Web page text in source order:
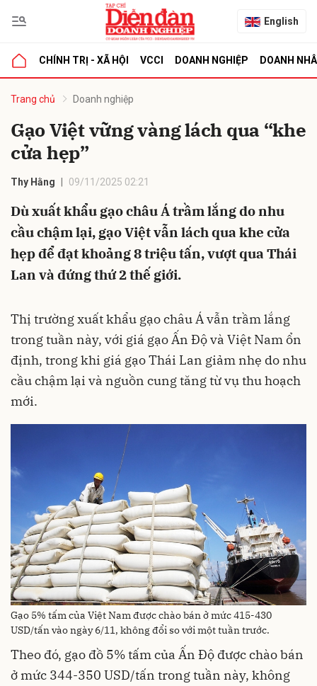
English
CHÍNH TRỊ - XÃ HỘI VCCI DOANH NGHIỆP DOANH
Trang chủ Doanh nghiệp
Gạo Việt vững vàng lách qua “khe
cửa hẹp”
Thy Hằng 09/11/2025 02:21
Dù xuất khẩu gạo châu Á trầm lắng do nhu
cầu chậm lại, gạo Việt vẫn lách qua khe cửa
hẹp để đạt khoảng 8 triệu tấn, vượt qua Thái
Lan và đứng thứ 2 thế giới.
Thị trường xuất khẩu gạo châu Á vẫn trầm lắng
trong tuần này, với giá gạo Ấn Độ và Việt Nam ổn
định, trong khi giá gạo Thái Lan giảm nhẹ do nhu
cầu chậm lại và nguồn cung tăng từ vụ thu hoạch
mới.
Gạo 5% tấm của Việt Nam được chào bán ở mức 415-430
USD/tấn vào ngày 6/11, không đổi so với một tuần trước.
Theo đó, gạo đồ 5% tấm của Ấn Độ được chào bán
ở mức 344-350 USD/tấn trong tuần này, không
luận
Hủy